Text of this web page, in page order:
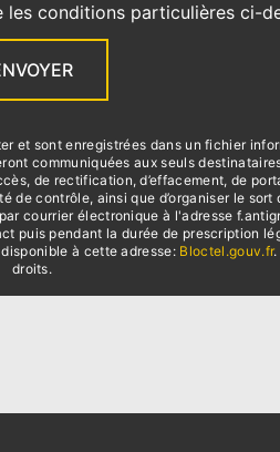
les conditions particulières ci-
et sont enregistrées dans un fichier
communiquées aux seuls
de rectification, d’effacement, de
contrôle, ainsi que d’organiser le
courrier électronique à l'adresse
puis pendant la durée de prescription
à cette adresse: Bloctel.gouv.fr.
droits.